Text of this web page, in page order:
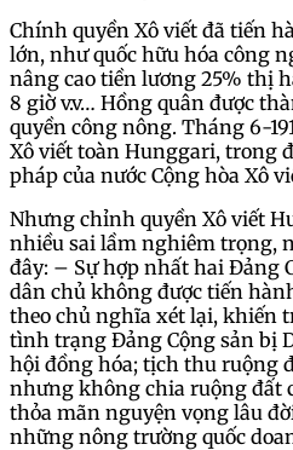
Chính quyền Xô viết đã tiến
lớn, như quốc hữu hóa công
nâng cao tiền lương 25% thị
8 giờ v.v… Hồng quân được
quyền công nông. Tháng 6-
Xô viết toàn Hunggari, trong
pháp của nước Cộng hòa Xô
Nhưng chỉnh quyền Xô viết
nhiều sai lầm nghiêm trọng,
đây: – Sự hợp nhất hai Đảng
dân chủ không được tiến
theo chủ nghĩa xét lại, khiến
tình trạng Đảng Cộng sản bị
hội đồng hóa; tịch thu ruộng
nhưng không chia ruộng đất
thỏa mãn nguyện vọng lâu
những nông trường quốc